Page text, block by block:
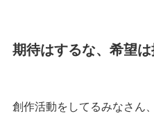
期待はするな、希望は
創作活動をしてるみなさん